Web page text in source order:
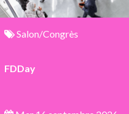
Salon/Congrès
FDDay